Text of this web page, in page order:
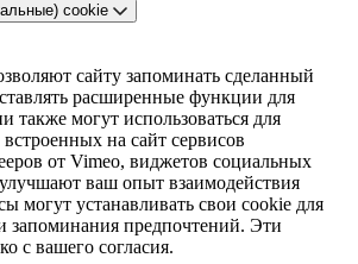
cookie
сайту запоминать сделанный
расширенные функции для
также могут использоваться для
на сайт сервисов
от Vimeo, виджетов социальных
ваш опыт взаимодействия
могут устанавливать свои cookie для
запоминания предпочтений. Эти
с вашего согласия.